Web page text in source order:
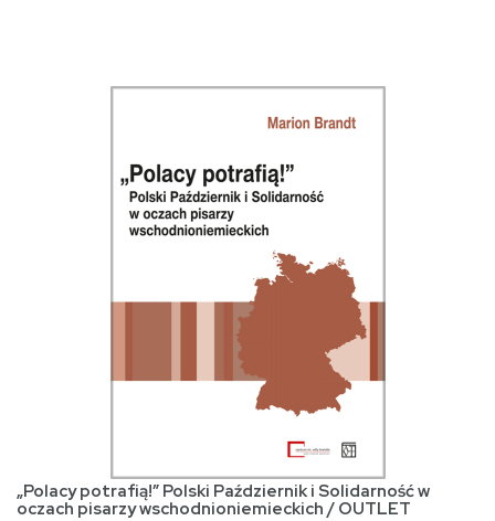
„Polacy potrafią!” Polski Październik i Solidarność w
oczach pisarzy wschodnioniemieckich / OUTLET